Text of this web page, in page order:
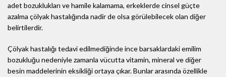
adet bozuklukları ve hamile kalamama, erkeklerde cinsel güçte
azalma çölyak hastalığında nadir de olsa görülebilecek olan diğer
belirtilerdir.
Çölyak hastalığı tedavi edilmediğinde ince barsaklardaki emilim
bozukluğu nedeniyle zamanla vücutta vitamin, mineral ve diğer
besin maddelerinin eksikliği ortaya çıkar. Bunlar arasında özellikle